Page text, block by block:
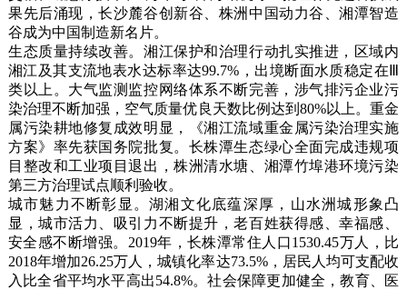
果先后涌现，长沙麓谷创新谷、株洲中国动力谷、湘潭智造
谷成为中国制造新名片。
生态质量持续改善。湘江保护和治理行动扎实推进，区域内
湘江及其支流地表水达标率达99.7%，出境断面水质稳定在Ⅲ
类以上。大气监测监控网络体系不断完善，涉气排污企业污
染治理不断加强，空气质量优良天数比例达到80%以上。重金
属污染耕地修复成效明显，《湘江流域重金属污染治理实施
方案》率先获国务院批复。长株潭生态绿心全面完成违规项
目整改和工业项目退出，株洲清水塘、湘潭竹埠港环境污染
第三方治理试点顺利验收。
城市魅力不断彰显。湖湘文化底蕴深厚，山水洲城形象凸
显，城市活力、吸引力不断提升，老百姓获得感、幸福感、
安全感不断增强。2019年，长株潭常住人口1530.45万人，比
2018年增加26.25万人，城镇化率达73.5%，居民人均可支配收
入比全省平均水平高出54.8%。社会保障更加健全，教育、医